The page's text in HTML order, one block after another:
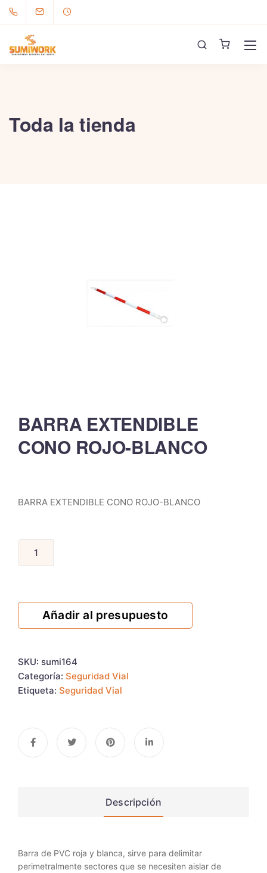
Toda la tienda
BARRA EXTENDIBLE
CONO ROJO-BLANCO
BARRA EXTENDIBLE CONO ROJO-BLANCO
Añadir al presupuesto
SKU: sumi164
Categoría: Seguridad Vial
Etiqueta: Seguridad Vial
Descripción
Barra de PVC roja y blanca, sirve para delimitar
perimetralmente sectores que se necesiten aislar de